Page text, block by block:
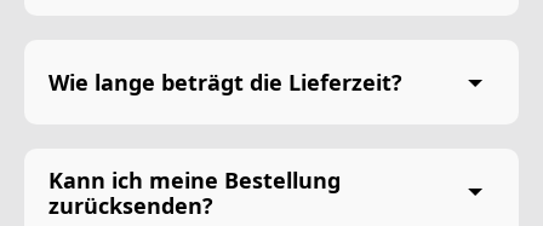
Wie lange beträgt die Lieferzeit?
Kann ich meine Bestellung
zurücksenden?